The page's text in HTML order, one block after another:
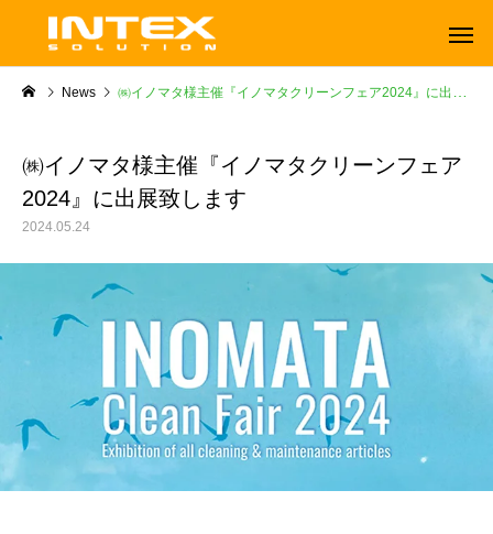
ORBOT TENNANT
News ㈱イノマタ様主催『イノマタクリーンフェア2024』に出展致します
㈱イノマタ様主催『イノマタクリーンフェア
2024』に出展致します
2024.05.24